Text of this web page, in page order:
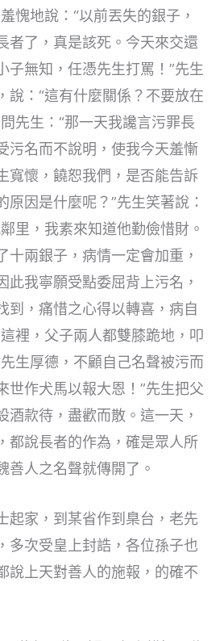
愧地說：“以前丟失的銀子，
者了，真是該死。今天來交還
子無知，任憑先生打罵！”先生
說：“這有什麼關係？不要放在
先生：“那一天我讒言污罪長
污名而不說明，使我今天羞慚
寬懷，饒恕我們，是否能告訴
原因是什麼呢？”先生笑著說：
里，我素來知道他勤儉惜財。
十兩銀子，病情一定會加重，
此我寧願受點委屈背上污名，
到，痛惜之心得以轉喜，病自
裡，父子兩人都雙膝跪地，叩
生厚德，不顧自己名聲被污而
世作犬馬以報大恩！”先生把父
酒款待，盡歡而散。這一天，
都說長者的作為，確是眾人所
善人之名聲就傳開了。
起家，到某省作到臬台，老先
多次受皇上封誥，各位孫子也
說上天對善人的施報，的確不